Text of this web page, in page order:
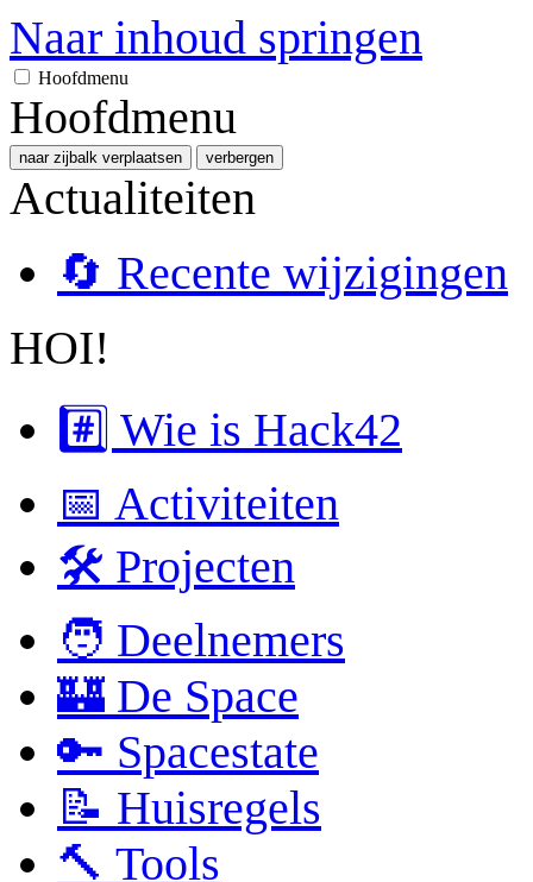
Naar inhoud springen
Hoofdmenu
Hoofdmenu
naar zijbalk verplaatsen verbergen
Actualiteiten
🔄 Recente wijzigingen
HOI!
#️⃣ Wie is Hack42
📅 Activiteiten
🛠 Projecten
🧑 Deelnemers
🏰 De Space
🔑 Spacestate
📝 Huisregels
🔨 Tools